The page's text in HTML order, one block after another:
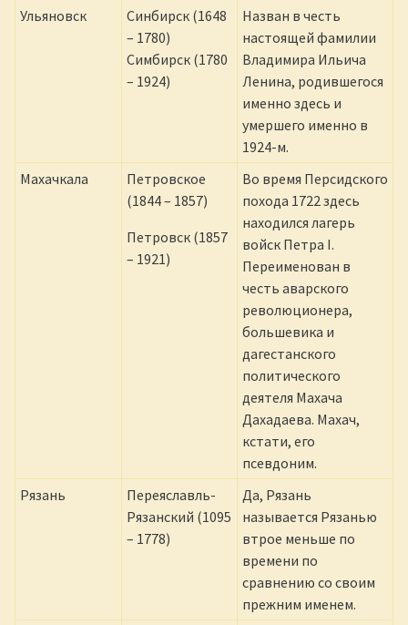
Ульяновск
Синбирск (1648
– 1780)
Симбирск (1780
– 1924)
Назван в честь
настоящей фамилии
Владимира Ильича
Ленина, родившегося
именно здесь и
умершего именно в
1924-м.
Махачкала
Петровское
(1844 – 1857)
Петровск (1857
– 1921)
Во время Персидского
похода 1722 здесь
находился лагерь
войск Петра I.
Переименован в
честь аварского
революционера,
большевика и
дагестанского
политического
деятеля Махача
Дахадаева. Махач,
кстати, его
псевдоним.
Рязань
Переяславль-
Рязанский (1095
– 1778)
Да, Рязань
называется Рязанью
втрое меньше по
времени по
сравнению со своим
прежним именем.